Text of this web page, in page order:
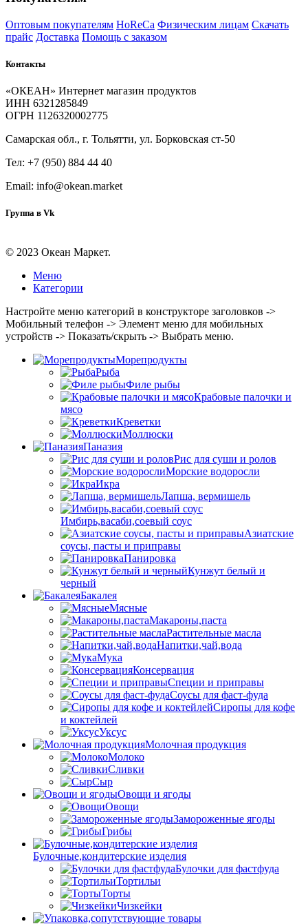
Оптовым покупателям HoReCa Физическим лицам Скачать
прайс Доставка Помощь с заказом
Контакты
«ОКЕАН» Интернет магазин продуктов
ИНН 6321285849
ОГРН 1126320002775
Самарская обл., г. Тольятти, ул. Борковская ст-50
Тел: +7 (950) 884 44 40
Email: info@okean.market
Группа в Vk
© 2023 Океан Маркет.
Меню
Категории
Настройте меню категорий в конструкторе заголовков ->
Мобильный телефон -> Элемент меню для мобильных
устройств -> Показать/скрыть -> Выбрать меню.
Морепродукты
Рыба
Филе рыбы
Крабовые палочки и
мясо
Креветки
Моллюски
Паназия
Рис для суши и ролов
Морские водоросли
Икра
Лапша, вермишель
Имбирь,васаби,соевый соус
Азиатские
соусы, пасты и приправы
Панировка
Кунжут белый и
черный
Бакалея
Мясные
Макароны,паста
Растительные масла
Напитки,чай,вода
Мука
Консервация
Специи и приправы
Соусы для фаст-фуда
Сиропы для кофе
и коктейлей
Уксус
Молочная продукция
Молоко
Сливки
Сыр
Овощи и ягоды
Овощи
Замороженные ягоды
Грибы
Булочные,кондитерские изделия
Булочки для фастфуда
Тортильи
Торты
Чизкейки